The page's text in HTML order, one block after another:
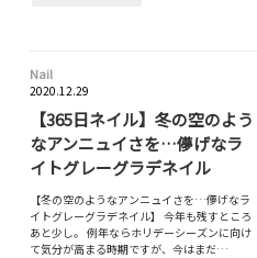
Nail
2020.12.29
【365日ネイル】冬の空のよう
なアンニュイさを…儚げなラ
イトグレーグラデネイル
【冬の空のようなアンニュイさを…儚げなラ
イトグレーグラデネイル】 今年も残すところ
あと少し。 例年ならホリデーシーズンに向け
て気分が高まる時期ですが、今はまだ…